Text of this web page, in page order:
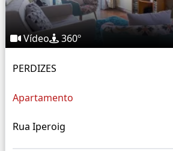
Vídeo 360º
PERDIZES
Apartamento
Rua Iperoig